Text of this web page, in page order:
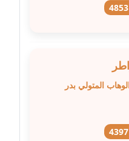
المتولي بدر